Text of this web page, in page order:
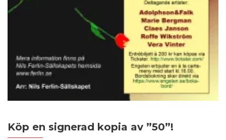
Köp en signerad kopia av ”50”!